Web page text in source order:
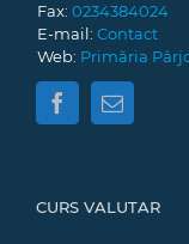
Fax: 0234384024
E-mail: Contact
Web: Primăria
CURS VALUTAR